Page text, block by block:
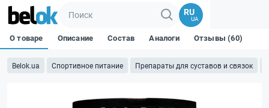
RU
UA
Belok.ua Спортивное питание Препараты для суставов и связок
О товаре Описание Состав Аналоги Отзывы (60)